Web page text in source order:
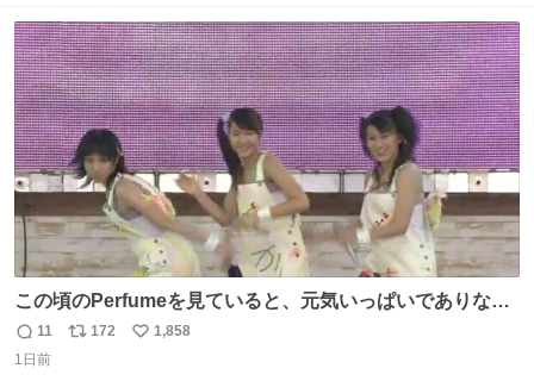
ト
数
数
この頃のPerfumeを見ていると、元気いっぱいでありなが
ら決して感情に任せすぎることなく、しっかりと制御され
たダンスであることに新鮮に驚く。3人のあげた足の向き
返
信
11
リ
172
い
1,858
1日前